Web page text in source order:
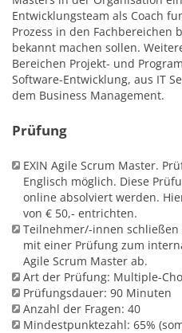
Entwicklungsteam als Coach
Prozess in den Fachbereichen
bekannt machen sollen.
Bereichen Projekt- und
Software-Entwicklung, aus IT
dem Business Management.
Prüfung
EXIN Agile Scrum Master.
Englisch möglich. Diese
online absolviert werden.
von € 50,- entrichten.
Teilnehmer/-innen schließen
mit einer Prüfung zum
Agile Scrum Master ab.
Art der Prüfung: Multiple-
Prüfungsdauer: 90 Minuten
Anzahl der Fragen: 40
Mindestpunktezahl: 65%